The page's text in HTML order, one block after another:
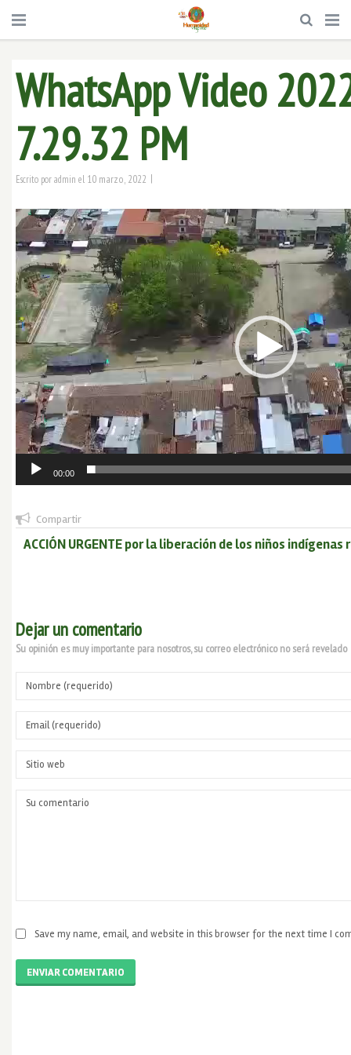
WhatsApp Video
7.29.32 PM
Escrito poradmin el 10 marzo, 2022 |
Reproductor
vídeo
00:00
Compartir
ACCIÓN URGENTE por la liberación de los niños
Dejar un comentario
Su opinión es muy importante para nosotros, su correo electrónico no será revelado
Save my name, email, and website in this browser for the next time I
ENVIAR COMENTARIO